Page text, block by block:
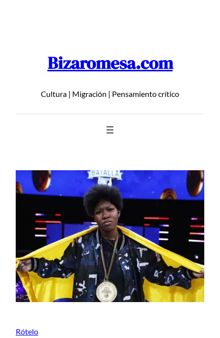
Bizaromesa.com
Cultura | Migración | Pensamiento crítico
Rótelo